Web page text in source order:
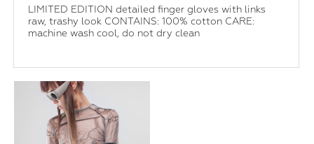
LIMITED EDITION detailed finger gloves with links
raw, trashy look CONTAINS: 100% cotton CARE:
machine wash cool, do not dry clean